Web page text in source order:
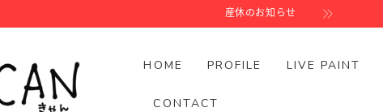
産休のお知らせ
HOME PROFILE LIVE PAINT
CONTACT